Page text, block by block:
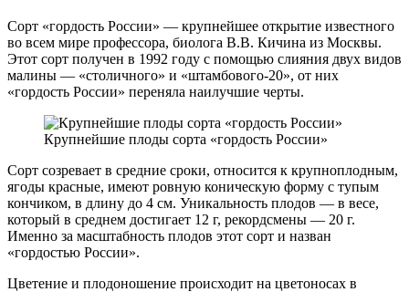
Сорт «гордость России» — крупнейшее открытие известного
во всем мире профессора, биолога В.В. Кичина из Москвы.
Этот сорт получен в 1992 году с помощью слияния двух видов
малины — «столичного» и «штамбового-20», от них
«гордость России» переняла наилучшие черты.
Крупнейшие плоды сорта «гордость России»
Сорт созревает в средние сроки, относится к крупноплодным,
ягоды красные, имеют ровную коническую форму с тупым
кончиком, в длину до 4 см. Уникальность плодов — в весе,
который в среднем достигает 12 г, рекордсмены — 20 г.
Именно за масштабность плодов этот сорт и назван
«гордостью России».
Цветение и плодоношение происходит на цветоносах в